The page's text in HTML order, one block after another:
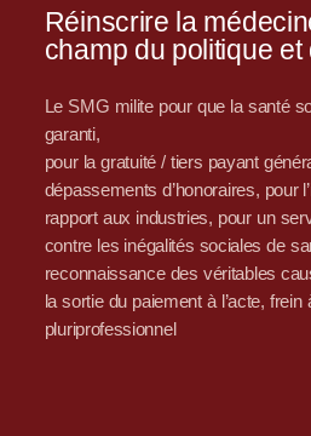
Réinscrire la
champ du politique et
Le SMG milite pour que la santé
garanti,
pour la gratuité / tiers payant
dépassements d’honoraires, pour
rapport aux industries, pour un
contre les inégalités sociales de
reconnaissance des véritables
la sortie du paiement à l’acte,
pluriprofessionnel